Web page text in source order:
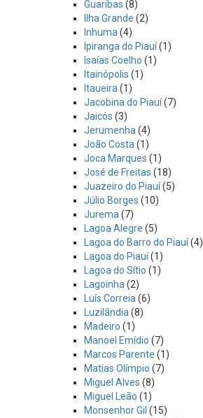
Guaribas (8)
Ilha Grande (2)
Inhuma (4)
Ipiranga do Piauí(1)
Isaías Coelho (1)
Itainópolis (1)
Itaueira (1)
Jacobina do Piauí(7)
Jaicós (3)
Jerumenha (4)
João Costa (1)
Joca Marques (1)
José de Freitas (18)
Juazeiro do Piauí(5)
Júlio Borges (10)
Jurema (7)
Lagoa Alegre (5)
Lagoa do Barro do Piauí(4)
Lagoa do Piauí(1)
Lagoa do Sítio (1)
Lagoinha (2)
Luís Correia (6)
Luzilândia (8)
Madeiro (1)
Manoel Emídio (7)
Marcos Parente (1)
Matias Olímpio (7)
Miguel Alves (8)
Miguel Leão (1)
Monsenhor Gil (15)